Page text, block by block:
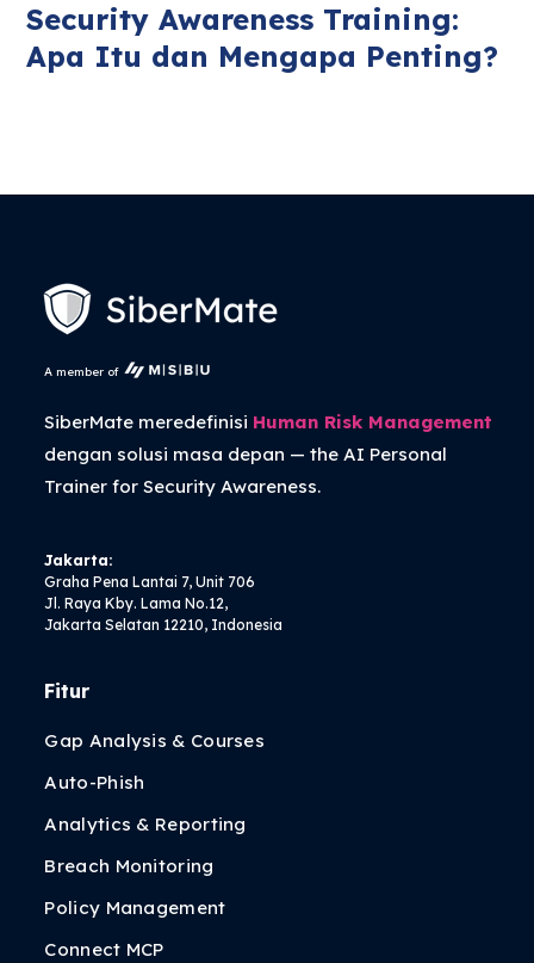
Security Awareness Training:
Apa Itu dan Mengapa Penting?
A member of
SiberMate meredefinisi Human Risk Management
dengan solusi masa depan — theAI Personal
Trainerfor Security Awareness.
Jakarta:
Graha Pena Lantai 7, Unit 706
Jl. Raya Kby. Lama No.12,
Jakarta Selatan 12210, Indonesia
Fitur
Gap Analysis & Courses
Auto-Phish
Analytics & Reporting
Breach Monitoring
Policy Management
Connect MCP